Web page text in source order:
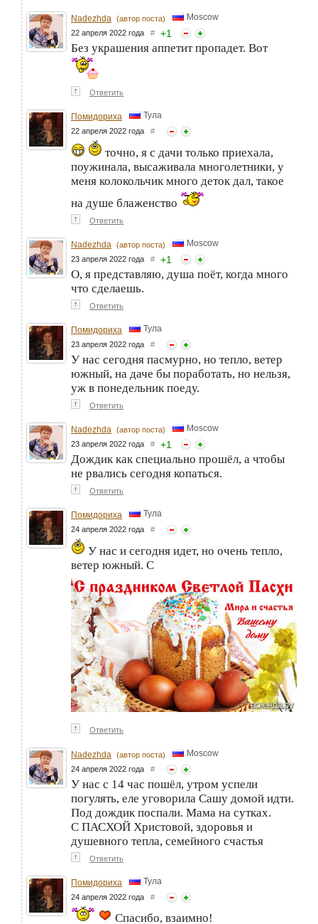
Nadezhda (автор поста) Moscow
22 апреля 2022 года # +1
Без украшения аппетит пропадет. Вот
↑ Ответить
Помидориха Тула
22 апреля 2022 года #
точно, я с дачи только приехала,
поужинала, высаживала многолетники, у
меня колокольчик много деток дал, такое
на душе блаженство
↑ Ответить
Nadezhda (автор поста) Moscow
23 апреля 2022 года # +1
О, я представляю, душа поёт, когда много
что сделаешь.
↑ Ответить
Помидориха Тула
23 апреля 2022 года #
У нас сегодня пасмурно, но тепло, ветер
южный, на даче бы поработать, но нельзя,
уж в понедельник поеду.
↑ Ответить
Nadezhda (автор поста) Moscow
23 апреля 2022 года # +1
Дождик как специально прошёл, а чтобы
не рвались сегодня копаться.
↑ Ответить
Помидориха Тула
24 апреля 2022 года #
У нас и сегодня идет, но очень тепло,
ветер южный. С
↑ Ответить
Nadezhda (автор поста) Moscow
24 апреля 2022 года #
У нас с 14 час пошёл, утром успели
погулять, еле уговорила Сашу домой идти.
Под дождик поспали. Мама на сутках.
С ПАСХОЙ Христовой, здоровья и
душевного тепла, семейного счастья
↑ Ответить
Помидориха Тула
24 апреля 2022 года #
Спасибо, взаимно!